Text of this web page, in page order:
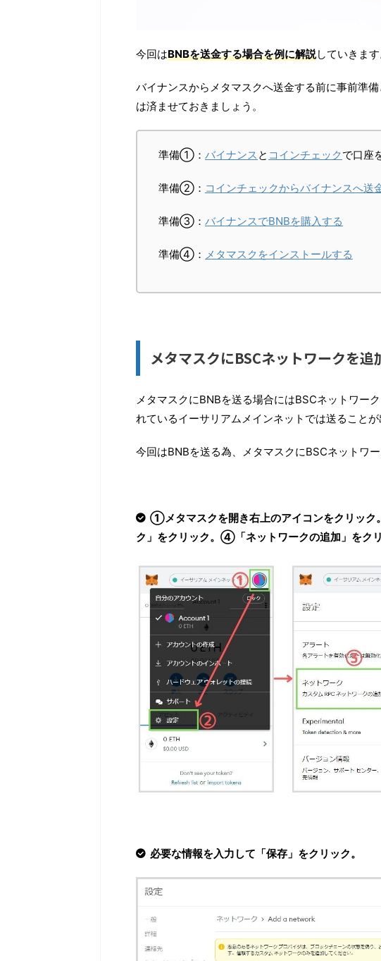
今回はBNBを送金する場合を例に解説していきます
バイナンスからメタマスクへ送金する前に事前準
は済ませておきましょう。
準備①： バイナンス と コインチェックで口座
準備②： コインチェックからバイナンスへ送
準備③： バイナンスでBNBを購入する
準備④： メタマスクをインストールする
メタマスクにBSCネットワークを追
メタマスクにBNBを送る場合にはBSCネットワー
れているイーサリアムメインネットでは送ることが
今回はBNBを送る為、メタマスクにBSCネットワー
①メタマスクを開き右上のアイコンをクリッ
ク」をクリック。④「ネットワークの追加」をクリ
必要な情報を入力して「保存」をクリック。